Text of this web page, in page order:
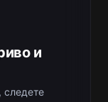
и
следете